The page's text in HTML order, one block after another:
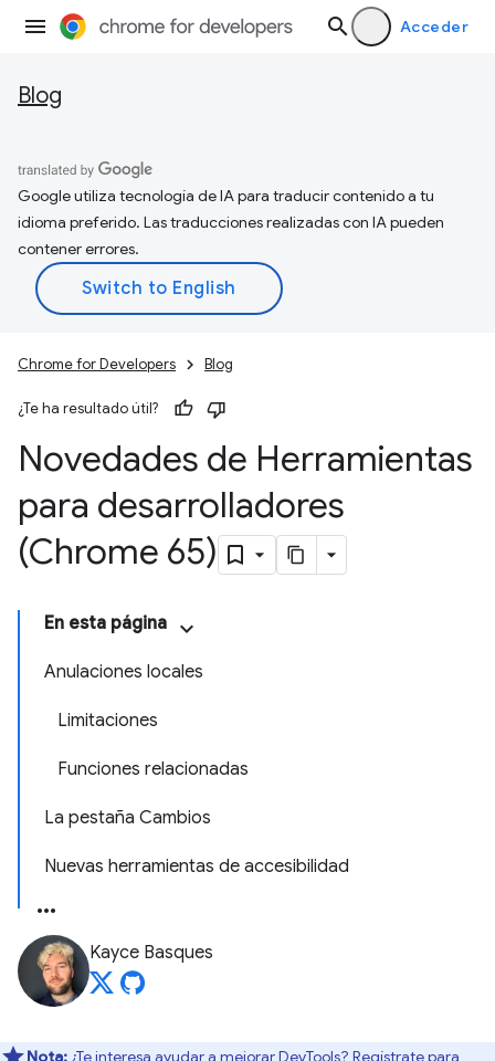
Acceder
Blog
Google utiliza tecnología de IA para traducir contenido a tu
idioma preferido. Las traducciones realizadas con IA pueden
contener errores.
Chrome for Developers Blog
¿Te ha resultado útil?
Novedades de Herramientas
para desarrolladores
(Chrome 65)
En esta página
Anulaciones locales
Limitaciones
Funciones relacionadas
La pestaña Cambios
Nuevas herramientas de accesibilidad
Kayce Basques
Nota: ¿Te interesa ayudar a mejorar DevTools? Regístrate para